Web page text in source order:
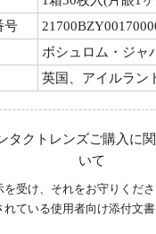
号
ボシュロム・ジャ
英国、アイルラン
タクトレンズご購入に
いて
受け、それをお守りくださ
れている使用者向け添付文